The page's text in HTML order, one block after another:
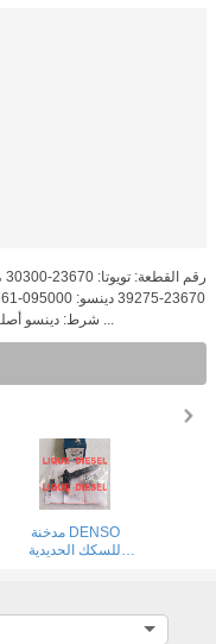
طلب: تويوتا هايس 2.5 2KD-FTV 2005/07 شرط: دينسو أصلية وجديدة ...
مدخنة DENSO
للسكك الحديدية
0L050 095000-